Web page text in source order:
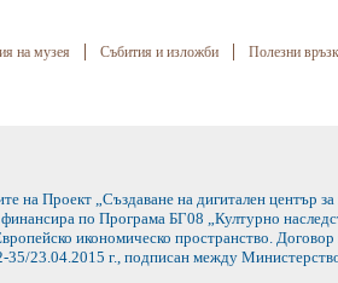
на музея Събития и изложби Полезни
на Проект „Създаване на дигитален център
по Програма БГ08 „Културно
икономическо пространство. Договор
23.04.2015 г., подписан между Министерство